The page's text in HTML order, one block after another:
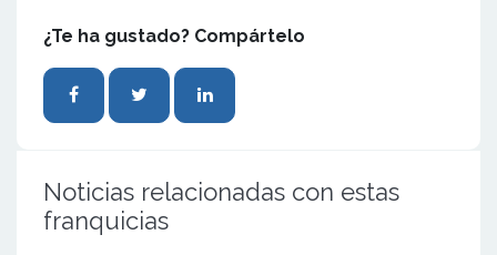
¿Te ha gustado? Compártelo
Noticias relacionadas con estas
franquicias